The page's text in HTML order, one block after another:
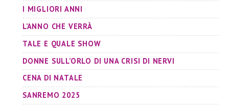
I MIGLIORI ANNI
L’ANNO CHE VERRÀ
TALE E QUALE SHOW
DONNE SULL’ORLO DI UNA CRISI DI NERVI
CENA DI NATALE
SANREMO 2025